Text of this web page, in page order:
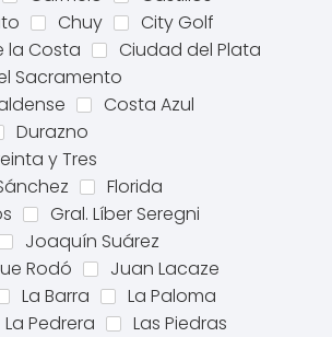
Chuy
City Golf
la Costa
Ciudad del Plata
Sacramento
Costa Azul
Durazno
y Tres
Florida
Gral. Líber Seregni
Joaquín Suárez
Rodó
Juan Lacaze
La Barra
La Paloma
La Pedrera
Las Piedras